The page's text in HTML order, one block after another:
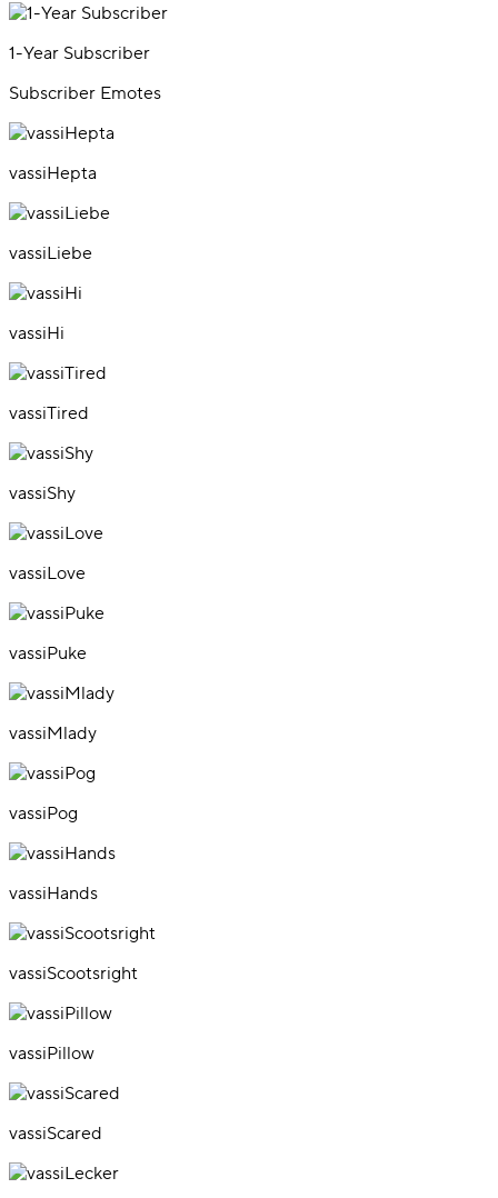
1-Year Subscriber
Subscriber Emotes
vassiHepta
vassiLiebe
vassiHi
vassiTired
vassiShy
vassiLove
vassiPuke
vassiMlady
vassiPog
vassiHands
vassiScootsright
vassiPillow
vassiScared